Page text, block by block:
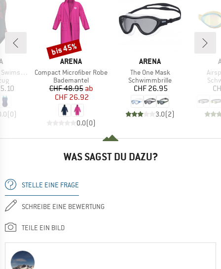
Pro Back
(0)
MARKE
ARENA
Artikel
Compact Microfiber Robe
Produktgruppe
Bademantel
Preis
CHF 48.95reduzierter Preis
ab
CHF 26.92
0.0(0)
Rabatt
bis 45%
MARKE
ARENA
Artikel
The One Mask
Produktgruppe
Schwimmbrille
Preis
CHF 26.95
3.0(2)
WAS SAGST DU DAZU?
STELLE EINE FRAGE
SCHREIBE EINE BEWERTUNG
TEILE EIN BILD